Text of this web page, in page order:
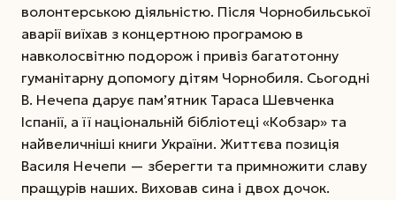
волонтерською діяльністю. Після Чорнобильської
аварії виїхав з концертною програмою в
навколосвітню подорож і привіз багатотонну
гуманітарну допомогу дітям Чорнобиля. Сьогодні
В. Нечепа дарує пам’ятник Тараса Шевченка
Іспанії, а її національній бібліотеці «Кобзар» та
найвеличніші книги України. Життєва позиція
Василя Нечепи — зберегти та примножити славу
пращурів наших. Виховав сина і двох дочок.